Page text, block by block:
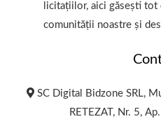
licitațiilor, aici găsești
comunității noastre și
SC Digital Bidzone SRL,
RETEZAT, Nr. 5,